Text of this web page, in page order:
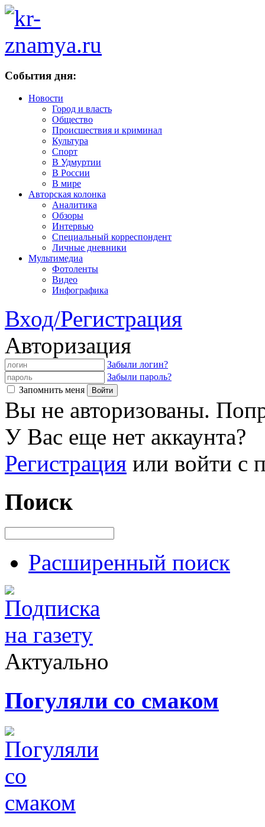
События дня:
Новости
Город и власть
Общество
Происшествия и криминал
Культура
Спорт
В Удмуртии
В России
В мире
Авторская колонка
Аналитика
Обзоры
Интервью
Специальный корреспондент
Личные дневники
Мультимедиа
Фотоленты
Видео
Инфографика
Вход/Регистрация
Авторизация
Забыли логин?
Забыли пароль?
Запомнить меня
Вы не авторизованы.
У Вас еще нет аккаунта?
Регистрация или войти с
Поиск
Расширенный поиск
Актуально
Погуляли со смаком